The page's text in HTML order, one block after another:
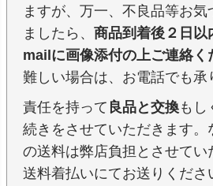
ますが、万一、不良品等お
ましたら、 商品到着後２日以
mailに画像添付の上ご連絡く
難しい場合は、お電話でも承
責任を持って 良品と交換もし
続きをさせていただきます。
の送料は弊店負担とさせてい
送料着払いにてお送りくださ